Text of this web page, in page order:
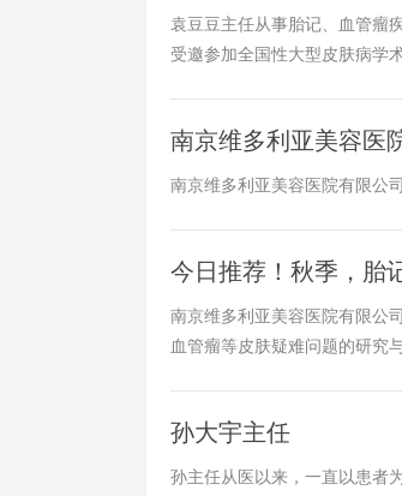
袁豆豆主任从事胎记、血管瘤
受邀参加全国性大型皮肤病学
南京维多利亚美容医
南京维多利亚美容医院有限公
今日推荐！秋季，胎
南京维多利亚美容医院有限公
血管瘤等皮肤疑难问题的研究
孙大宇主任
孙主任从医以来，一直以患者